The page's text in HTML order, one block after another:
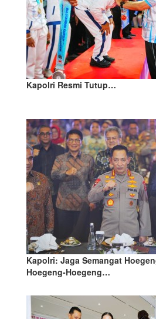
Kapolri Resmi Tutup…
Kapolri: Jaga Semangat
Hoegeng-Hoegeng…